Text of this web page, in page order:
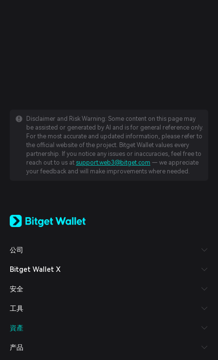
Disclaimer and Risk Warning: Some content on this page may
be assisted or generated by AI and is for general reference only.
For the most accurate and updated information, please refer to
the official website of the project. Bitget Wallet values every
partnership. If you notice any issues or inaccuracies, feel free to
reach out to us at support.web3@bitget.com — we appreciate
your feedback and will make improvements where needed.
日本語
Español (Latinoamérica)
Italiano
Deutsch
繁體中文
Bahasa Indonesia
ภาษาไทย
العربية
公司
Bitget Wallet X
安全
工具
資產
产品